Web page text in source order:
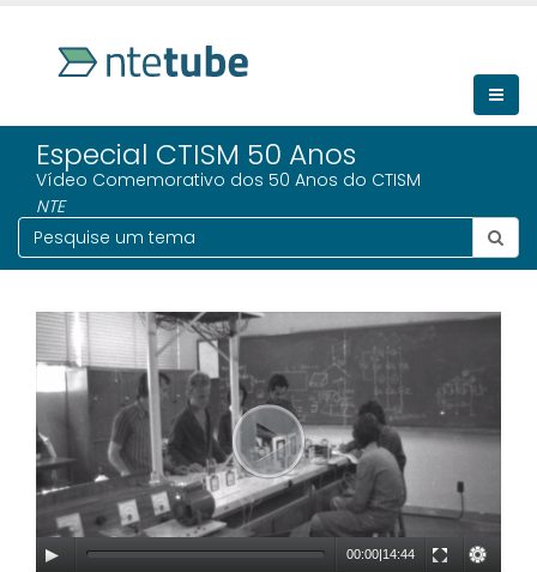
Especial CTISM 50 Anos
Vídeo Comemorativo dos 50 Anos do CTISM
NTE
00:00|14:44